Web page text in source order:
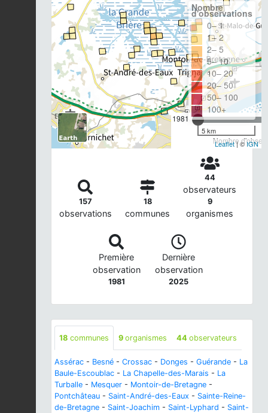
1981
Nombre
Nombre
d'observations
0– 1
1– 2
2– 5
5– 10
10– 20
20– 50
50– 100
100+
5 km
Leaflet| ©IGN
157
observations
18
communes
44
observateurs
9
organismes
Première
observation
1981
Dernière
observation
2025
18 communes 9 organismes 44 observateurs
Assérac - Besné - Crossac - Donges - Guérande - La
Baule-Escoublac - La Chapelle-des-Marais - La
Turballe - Mesquer - Montoir-de-Bretagne -
Pontchâteau - Saint-André-des-Eaux - Sainte-Reine-
de-Bretagne - Saint-Joachim - Saint-Lyphard - Saint-